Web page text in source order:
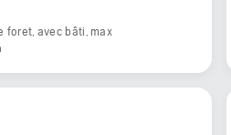
foret, avec bâti, max